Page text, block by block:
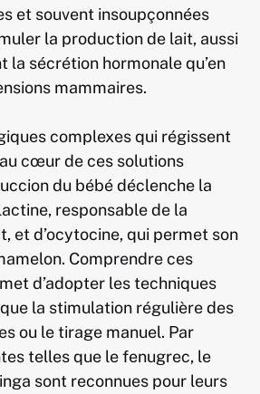
et souvent insoupçonnées
la production de lait, aussi
la sécrétion hormonale qu’en
mammaires.
complexes qui régissent
cœur de ces solutions
du bébé déclenche la
responsable de la
et d’ocytocine, qui permet son
Comprendre ces
d’adopter les techniques
la stimulation régulière des
ou le tirage manuel. Par
telles que le fenugrec, le
sont reconnues pour leurs